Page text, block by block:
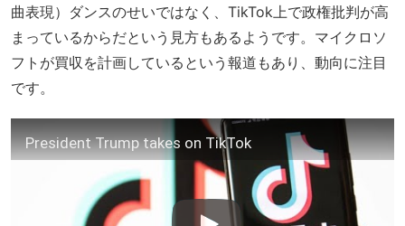
曲表現）ダンスのせいではなく、TikTok上で政権批判が高
まっているからだという見方もあるようです。マイクロソ
フトが買収を計画しているという報道もあり、動向に注目
です。
President Trump takes on TikTok